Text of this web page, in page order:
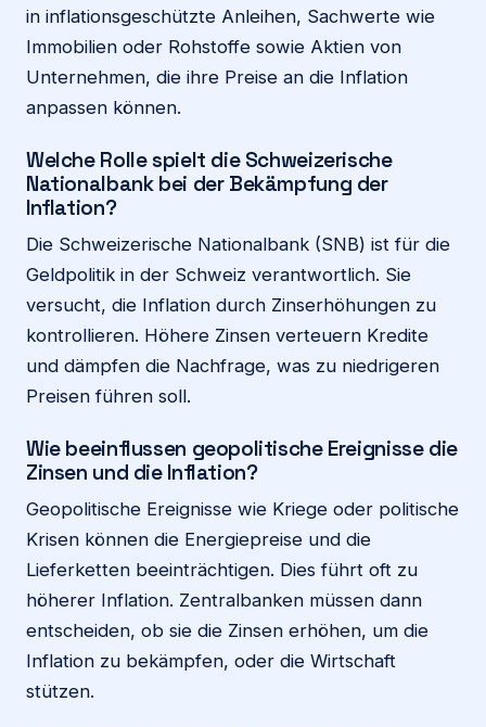
in inflationsgeschützte Anleihen, Sachwerte wie
Immobilien oder Rohstoffe sowie Aktien von
Unternehmen, die ihre Preise an die Inflation
anpassen können.
Welche Rolle spielt die Schweizerische
Nationalbank bei der Bekämpfung der
Inflation?
Die Schweizerische Nationalbank (SNB) ist für die
Geldpolitik in der Schweiz verantwortlich. Sie
versucht, die Inflation durch Zinserhöhungen zu
kontrollieren. Höhere Zinsen verteuern Kredite
und dämpfen die Nachfrage, was zu niedrigeren
Preisen führen soll.
Wie beeinflussen geopolitische Ereignisse die
Zinsen und die Inflation?
Geopolitische Ereignisse wie Kriege oder politische
Krisen können die Energiepreise und die
Lieferketten beeinträchtigen. Dies führt oft zu
höherer Inflation. Zentralbanken müssen dann
entscheiden, ob sie die Zinsen erhöhen, um die
Inflation zu bekämpfen, oder die Wirtschaft
stützen.